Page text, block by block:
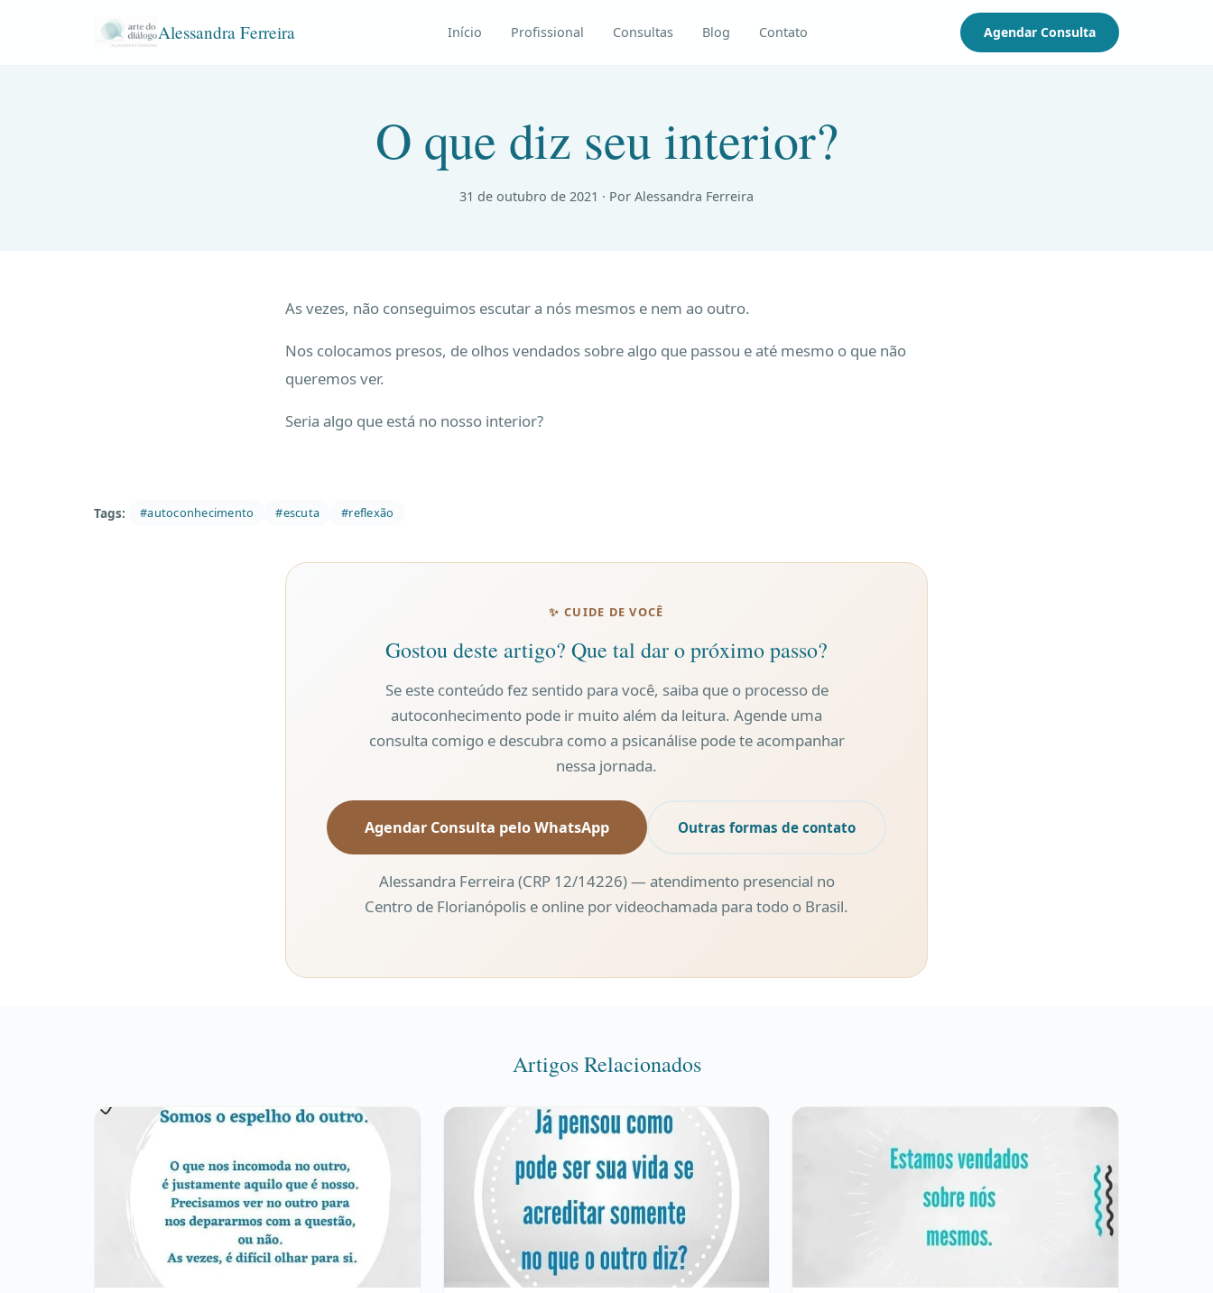
Alessandra Ferreira Início Profissional Consultas Blog Contato Agendar Consulta
O que diz seu interior?
31 de outubro de 2021 · Por Alessandra Ferreira
As vezes, não conseguimos escutar a nós mesmos e nem ao outro.
Nos colocamos presos, de olhos vendados sobre algo que passou e até mesmo o que não
queremos ver.
Seria algo que está no nosso interior?
Tags: #autoconhecimento #escuta #reflexão
✨ CUIDE DE VOCÊ
Gostou deste artigo? Que tal dar o próximo passo?
Se este conteúdo fez sentido para você, saiba que o processo de
autoconhecimento pode ir muito além da leitura. Agende uma
consulta comigo e descubra como a psicanálise pode te acompanhar
nessa jornada.
Agendar Consulta pelo WhatsApp Outras formas de contato
Alessandra Ferreira (CRP 12/14226) — atendimento presencial no
Centro de Florianópolis e online por videochamada para todo o Brasil.
Artigos Relacionados